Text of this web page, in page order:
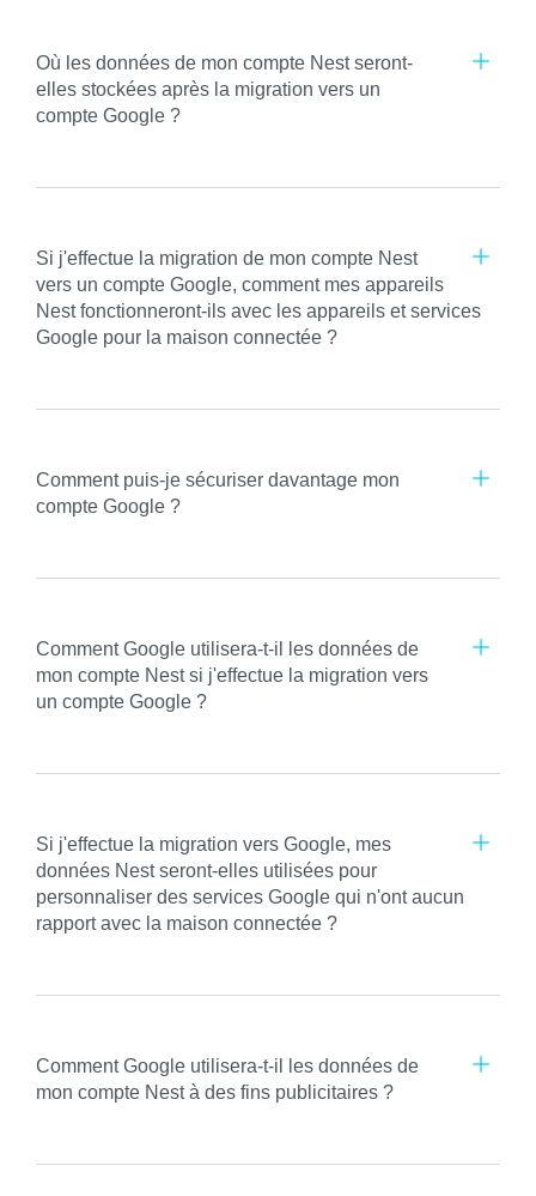
Où les données de mon compte Nest seront-
elles stockées après la migration vers un
compte Google ?
Si j'effectue la migration de mon compte Nest
vers un compte Google, comment mes appareils
Nest fonctionneront-ils avec les appareils et services
Google pour la maison connectée ?
Comment puis-je sécuriser davantage mon
compte Google ?
Comment Google utilisera-t-il les données de
mon compte Nest si j'effectue la migration vers
un compte Google ?
Si j'effectue la migration vers Google, mes
données Nest seront-elles utilisées pour
personnaliser des services Google qui n'ont aucun
rapport avec la maison connectée ?
Comment Google utilisera-t-il les données de
mon compte Nest à des fins publicitaires ?